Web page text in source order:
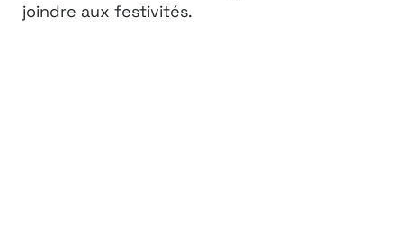
joindre aux festivités.